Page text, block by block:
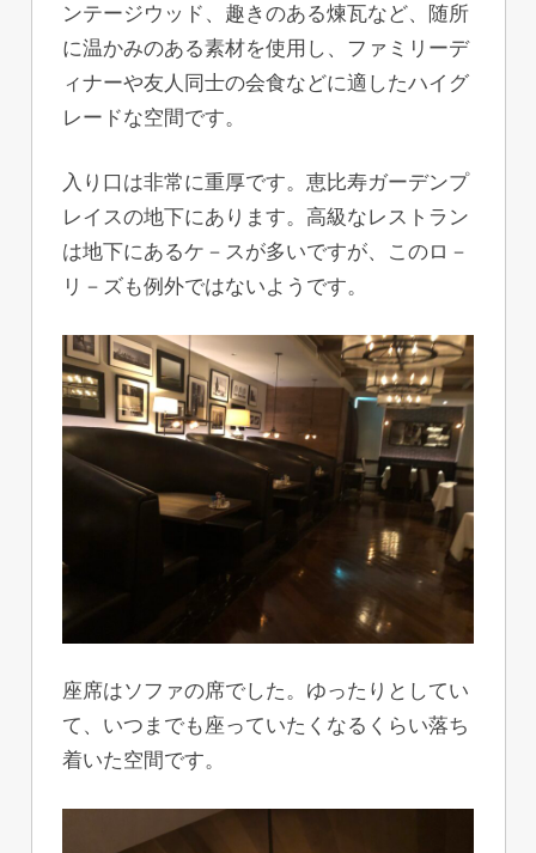
ンテージウッド、趣きのある煉瓦など、随所
に温かみのある素材を使用し、ファミリーデ
ィナーや友人同士の会食などに適したハイグ
レードな空間です。
入り口は非常に重厚です。恵比寿ガーデンプ
レイスの地下にあります。高級なレストラン
は地下にあるケ－スが多いですが、このロ－
リ－ズも例外ではないようです。
座席はソファの席でした。ゆったりとしてい
て、いつまでも座っていたくなるくらい落ち
着いた空間です。